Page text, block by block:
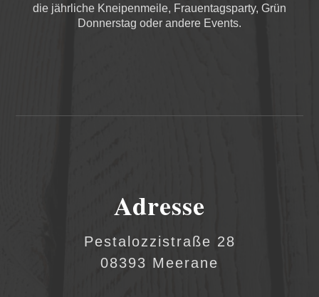
die jährliche Kneipenmeile, Frauentagsparty, Grün
Donnerstag oder andere Events.
Adresse
Pestalozzistraße 28
08393 Meerane